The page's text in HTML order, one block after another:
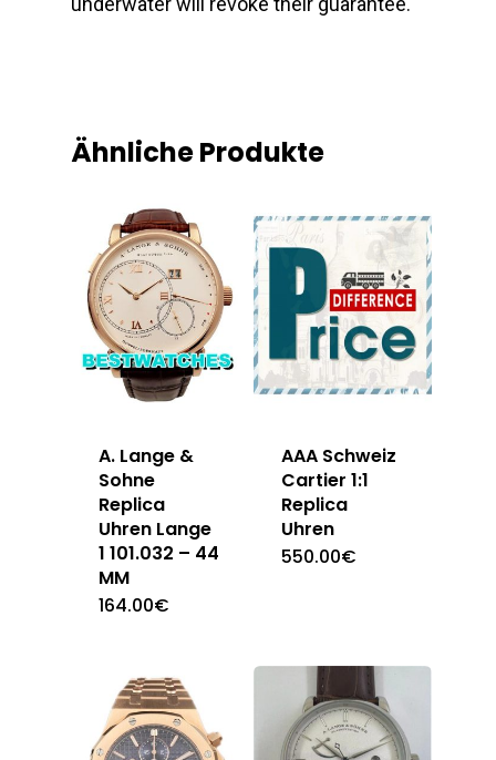
Ähnliche Produkte
A. Lange &
Sohne
Replica
Uhren Lange
1 101.032 – 44
MM
164.00€
AAA Schweiz
Cartier 1:1
Replica
Uhren
550.00€